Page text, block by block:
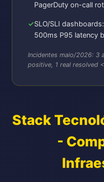
PagerDuty on-call
SLO/SLI
500ms P95 latency
Incidentes maio/2026: 3
positive, 1 real resolved
Stack
-